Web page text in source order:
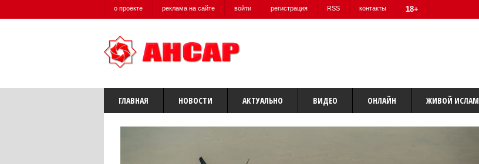
о проекте реклама на сайте войти регистрация RSS контакты 18+
ГЛАВНАЯ НОВОСТИ АКТУАЛЬНО ВИДЕО ОНЛАЙН ЖИВОЙ ИСЛАМ